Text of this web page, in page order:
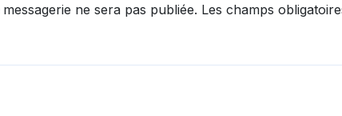
ne sera pas publiée. Les champs